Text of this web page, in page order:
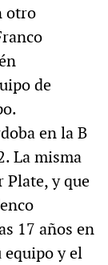
otro
de
en la B
La misma
Plate, y que
17 años en
equipo y el